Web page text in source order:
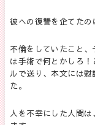
彼への復讐を企てたの
不倫をしていたこと
は手術で何とかしろ
ルで送り、本文には
た。
人を不幸にした人間